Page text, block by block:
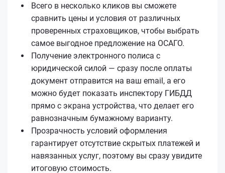
Всего в несколько кликов вы сможете
сравнить цены и условия от различных
проверенных страховщиков, чтобы выбрать
самое выгодное предложение на ОСАГО.
Получение электронного полиса с
юридической силой — сразу после оплаты
документ отправится на ваш email, а его
можно будет показать инспектору ГИБДД
прямо с экрана устройства, что делает его
равнозначным бумажному варианту.
Прозрачность условий оформления
гарантирует отсутствие скрытых платежей и
навязанных услуг, поэтому вы сразу увидите
итоговую стоимость.